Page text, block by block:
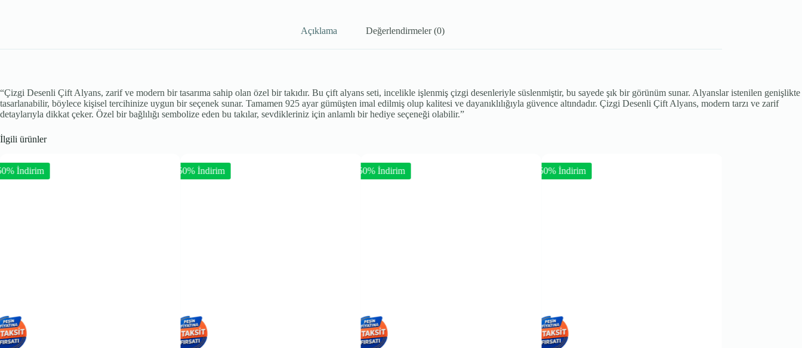
Açıklama Değerlendirmeler (0)
“Çizgi Desenli Çift Alyans, zarif ve modern bir tasarıma sahip olan özel bir takıdır. Bu çift alyans seti, incelikle işlenmiş çizgi desenleriyle süslenmiştir, bu sayede şık bir görünüm sunar. Alyanslar istenilen genişlikte
tasarlanabilir, böylece kişisel tercihinize uygun bir seçenek sunar. Tamamen 925 ayar gümüşten imal edilmiş olup kalitesi ve dayanıklılığıyla güvence altındadır. Çizgi Desenli Çift Alyans, modern tarzı ve zarif
detaylarıyla dikkat çeker. Özel bir bağlılığı sembolize eden bu takılar, sevdikleriniz için anlamlı bir hediye seçeneği olabilir.”
İlgili ürünler